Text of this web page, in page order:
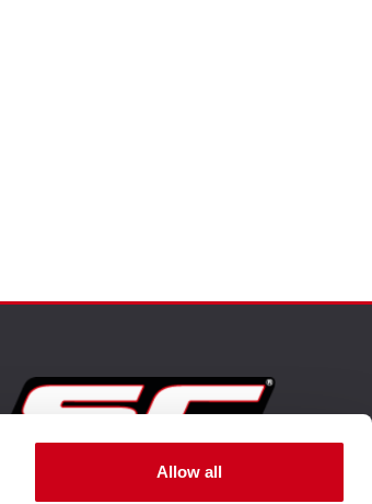
Allow all